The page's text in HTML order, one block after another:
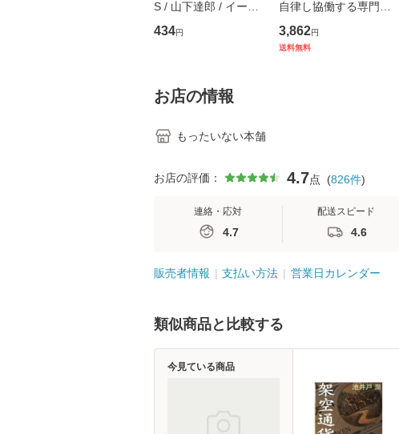
S / 山下達郎 / イース
トウエスト・ジャパン
[CD]【メール便送料無
434円
自律し協働する専門職
の看護マネジメントス
キル 改訂第3版 (看護
3,862円
送料無料
お店の情報
もったいない本舗
お店の評価： 4.7点 (826件)
連絡・応対
4.7
配送スピード
4.6
販売者情報 支払い方法 営業日カレンダー
類似商品と比較する
今見ている商品